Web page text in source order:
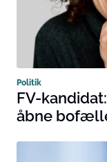
Politik
FV-
åbne